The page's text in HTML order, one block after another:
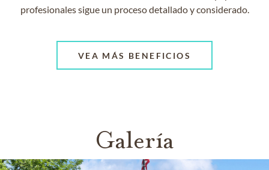
profesionales sigue un proceso detallado y considerado.
VEA MÁS BENEFICIOS
Galería